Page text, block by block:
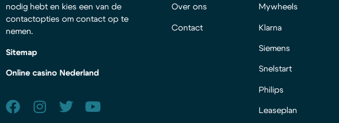
nodig hebt en kies een van de
contactopties om contact op te
nemen.
Sitemap
Online casino Nederland
Over ons
Contact
Mywheels
Klarna
Siemens
Snelstart
Philips
Leaseplan